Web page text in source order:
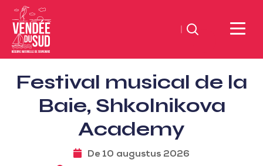
Sud
Vendée
ToerismeVVV-
Zoeken
Festival musical de la
Baie, Shkolnikova
Academy
De 10 augustus 2026